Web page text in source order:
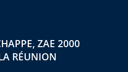
ZAE 2000
RÉUNION